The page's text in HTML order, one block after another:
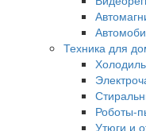
Техника для
Роботы-
Утюги и